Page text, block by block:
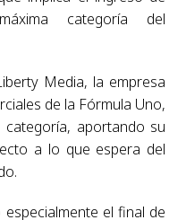
categoría del
Media, la empresa
de la Fórmula Uno,
aportando su
a lo que espera del
el final de